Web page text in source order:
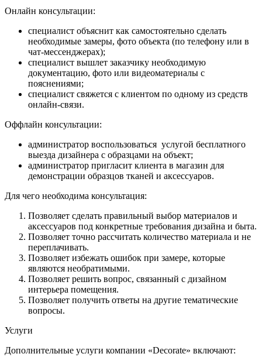
Онлайн консультации:
специалист объяснит как самостоятельно сделать
необходимые замеры, фото объекта (по телефону или в
чат-мессенджерах);
специалист вышлет заказчику необходимую
документацию, фото или видеоматериалы с
пояснениями;
специалист свяжется с клиентом по одному из средств
онлайн-связи.
Оффлайн консультации:
администратор воспользоваться услугой бесплатного
выезда дизайнера с образцами на объект;
администратор пригласит клиента в магазин для
демонстрации образцов тканей и аксессуаров.
Для чего необходима консультация:
Позволяет сделать правильный выбор материалов и
аксессуаров под конкретные требования дизайна и быта.
Позволяет точно рассчитать количество материала и не
переплачивать.
Позволяет избежать ошибок при замере, которые
являются необратимыми.
Позволяет решить вопрос, связанный с дизайном
интерьера помещения.
Позволяет получить ответы на другие тематические
вопросы.
Услуги
Дополнительные услуги компании «Decorate» включают: